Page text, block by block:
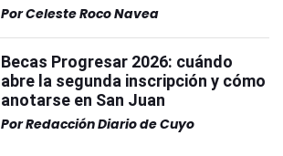
PorCeleste Roco Navea
Becas Progresar 2026: cuándo
abre la segunda inscripción y cómo
anotarse en San Juan
PorRedacción Diario de Cuyo